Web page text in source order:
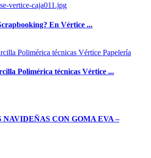
En Vértice ...
Polimérica técnicas Vértice ...
NAVIDEÑAS CON GOMA EVA –